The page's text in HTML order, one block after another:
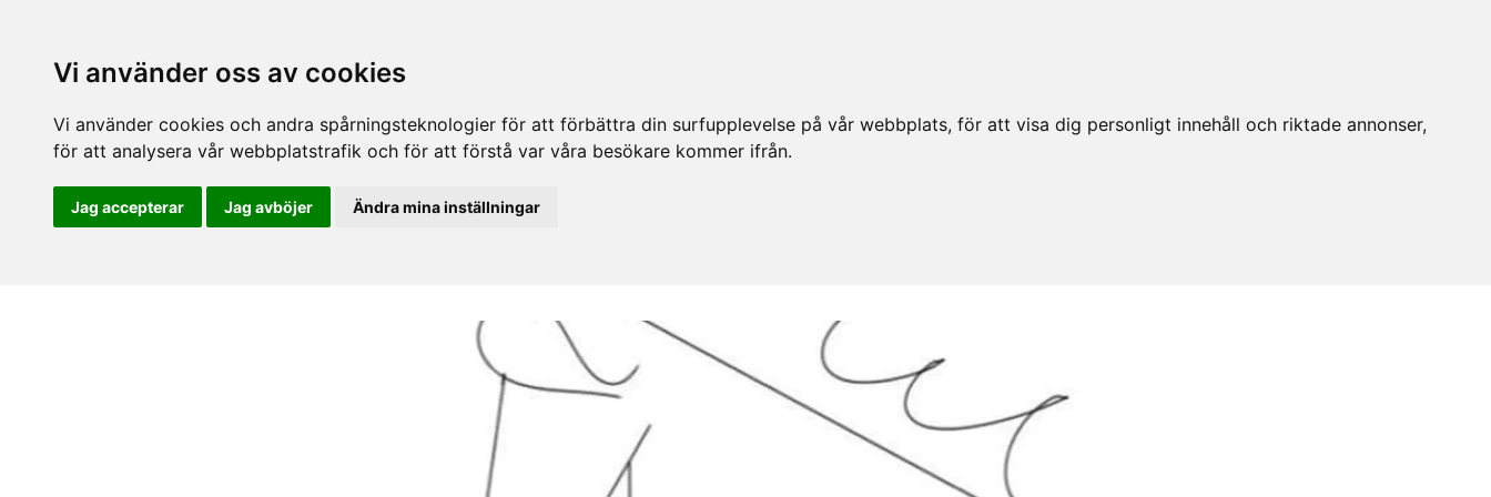
Vi använder oss av cookies
Vi använder cookies och andra spårningsteknologier för att förbättra din surfupplevelse på vår webbplats, för att visa dig personligt innehåll och riktade annonser,
för att analysera vår webbplatstrafik och för att förstå var våra besökare kommer ifrån.
Jag accepterar Jag avböjer Ändra mina inställningar